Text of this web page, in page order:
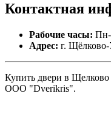
Контактная
Рабочие часы: Пн-
Адрес: г.
Купить двери в
ООО "Dverikris".